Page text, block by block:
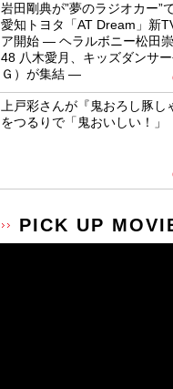
岩田剛典が”夢のラジオカー”
愛知トヨタ「AT Dream」新
ア開始 ― ヘラルボニー松田
48 八木愛月、キッズダンサ
Ｇ）が集結 ―
上戸彩さんが『鬼おろし豚し
をつるりで「鬼おいしい！」
PICK UP